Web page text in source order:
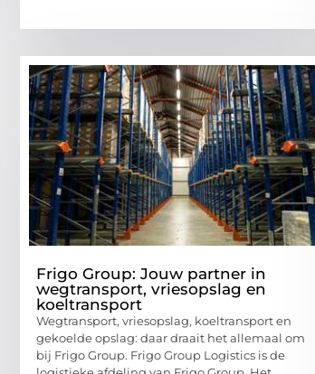
Frigo Group: Jouw partner in
wegtransport, vriesopslag en
koeltransport
Wegtransport, vriesopslag, koeltransport en
gekoelde opslag: daar draait het allemaal om
bij Frigo Group. Frigo Group Logistics is de